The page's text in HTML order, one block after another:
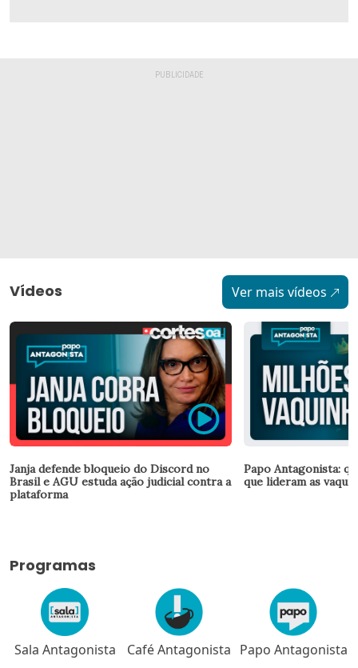
Vídeos Ver mais vídeos
Janja defende bloqueio do Discord no
Brasil e AGU estuda ação judicial contra a
plataforma
Papo Antagonista:
que lideram as
Programas
Antagonista Café Antagonista Papo Antagonista